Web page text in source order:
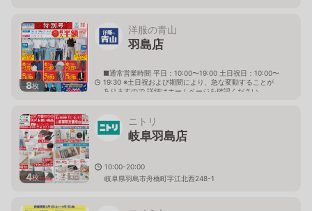
8枚
洋服の青山
羽島店
■通常営業時間 平日：10:00〜19:00 土日祝日：10:00〜
19:30 ※土日祝および期間により、急な変動することが
ありますので 詳細はホームページを確認ください
4枚
ニトリ
岐阜羽島店
10:00-20:00
岐阜県羽島市舟橋町字江北西248-1